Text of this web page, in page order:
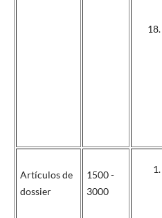
Artículos de
dossier
1500 -
3000